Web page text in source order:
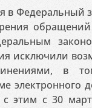
в Федеральный
обращений
исключили
в
этим с 30